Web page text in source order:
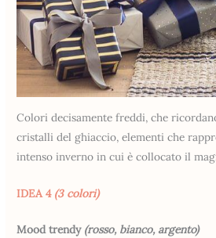
Colori decisamente freddi, che
cristalli del ghiaccio, elementi che
intenso inverno in cui è collocato il
IDEA 4(3 colori)
Mood trendy (rosso, bianco, argento)